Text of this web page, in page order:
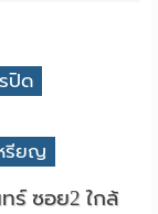
ปิด
รียญ
ร์ ซอย2 ใกล้